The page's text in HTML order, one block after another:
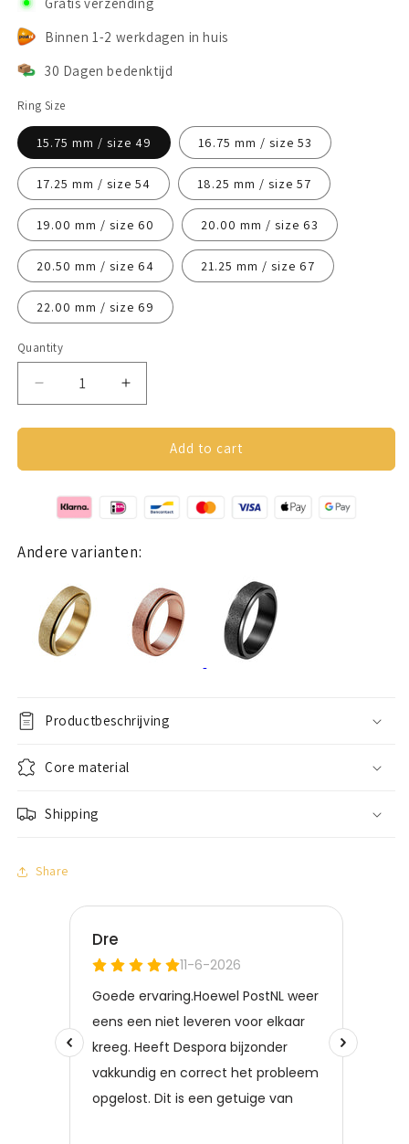
Binnen 1-2 werkdagen in huis
30 Dagen bedenktijd
Ring Size
15.75 mm / size 49 16.75 mm / size 53
17.25 mm / size 54 18.25 mm / size 57
19.00 mm / size 60 20.00 mm / size 63
20.50 mm / size 64 21.25 mm / size 67
22.00 mm / size 69
Quantity
Decrease
quantity
for
ring
Silver
Increase
quantity
for
Anxiety
ring
Silver
Add to cart
Andere varianten:
Productbeschrijving
Core material
Shipping
Share